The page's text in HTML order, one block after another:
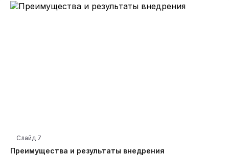
Преимущества и результаты внедрения
Слайд 7